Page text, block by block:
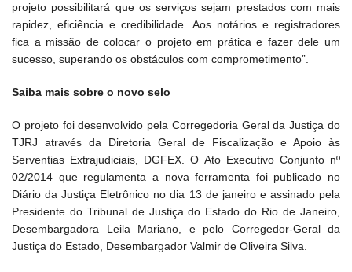
projeto possibilitará que os serviços sejam prestados com mais
rapidez, eficiência e credibilidade. Aos notários e registradores
fica a missão de colocar o projeto em prática e fazer dele um
sucesso, superando os obstáculos com comprometimento”.
Saiba mais sobre o novo selo
O projeto foi desenvolvido pela Corregedoria Geral da Justiça do
TJRJ através da Diretoria Geral de Fiscalização e Apoio às
Serventias Extrajudiciais, DGFEX. O Ato Executivo Conjunto nº
02/2014 que regulamenta a nova ferramenta foi publicado no
Diário da Justiça Eletrônico no dia 13 de janeiro e assinado pela
Presidente do Tribunal de Justiça do Estado do Rio de Janeiro,
Desembargadora Leila Mariano, e pelo Corregedor-Geral da
Justiça do Estado, Desembargador Valmir de Oliveira Silva.